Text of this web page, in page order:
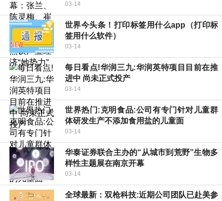
03-14
世界今头条！打印标签用什么app（打印标
签用什么软件）
03-14
每日看点!华润三九:华润英特项目目前在推
进中 尚未正式投产
03-14
世界热门:克明食品:公司有专门针对儿童群
体研发生产不添加食用盐的儿童面
03-14
华泰证券联合主办的“从城市到荒野”生物多
样性主题展在南京开幕
03-14
全球最新：双枪科技:近期公司团队已赴美参